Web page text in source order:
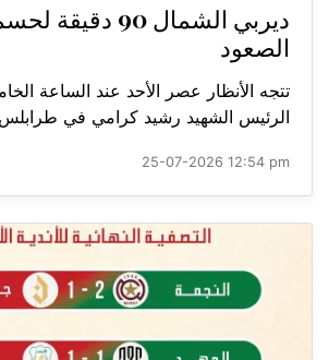
ديربي الشمال 90
الصعود
تتجه الأنظار عصر الأحد عند الساعة
الرئيس الشهيد رشيد كرامي في
25-07-2026 12:54 pm